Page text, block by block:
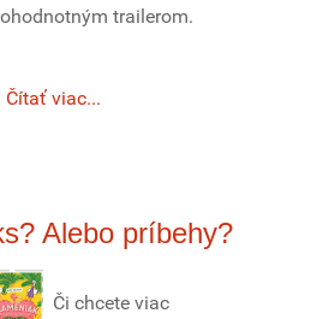
trailerom.
Čítať viac...
Alebo príbehy?
Či chcete viac